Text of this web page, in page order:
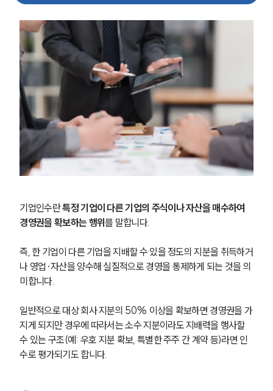
기업인수란 특정 기업이 다른 기업의 주식이나 자산을 매수하여
경영권을 확보하는 행위를 말합니다.
즉, 한 기업이 다른 기업을 지배할 수 있을 정도의 지분을 취득하거
나 영업·자산을 양수해 실질적으로 경영을 통제하게 되는 것을 의
미합니다.
일반적으로 대상 회사 지분의 50% 이상을 확보하면 경영권을 가
지게 되지만 경우에 따라서는 소수 지분이라도 지배력을 행사할
수 있는 구조(예: 우호 지분 확보, 특별한 주주 간 계약 등)라면 인
수로 평가되기도 합니다.